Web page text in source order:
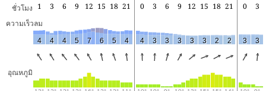
ชั่วโมง 1 3 6 9 12 15 18 21 0 3 6 9 12 15 18 21 0
3
ความเร็วลม
4 4 4 5 7 6 5 4 4 3 3 3 3 3 2 2 3 3
อุณหภูมิ